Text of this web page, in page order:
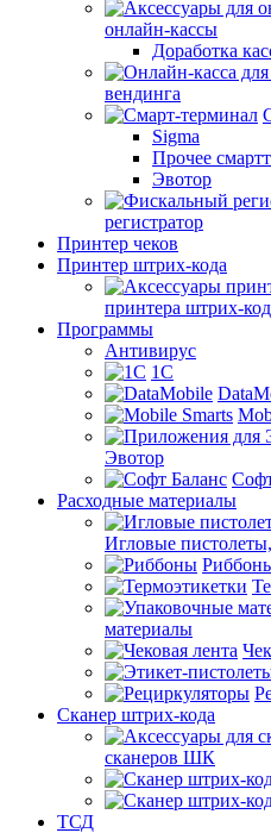
онлайн-кассы
Доработка
вендинга
Sigma
Прочее
Эвотор
регистратор
Принтер чеков
Принтер штрих-кода
принтера штрих-
Программы
Антивирус
1С
Эвотор
Расходные материалы
Игловые
материалы
Сканер штрих-кода
сканеров ШК
ТСД